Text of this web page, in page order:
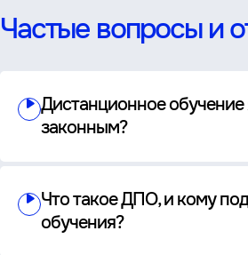
Частые вопросы и
Дистанционное обучение
законным?
Что такое ДПО, и кому
обучения?